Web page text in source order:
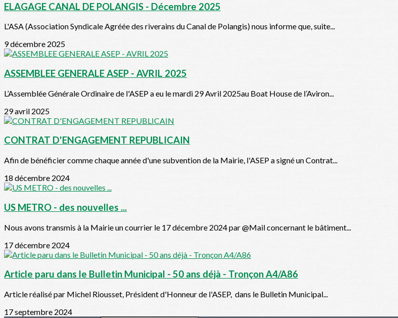
ELAGAGE CANAL DE POLANGIS - Décembre 2025
L'ASA (Association Syndicale Agréée des riverains du Canal de Polangis) nous informe que, suite...
9 décembre 2025
ASSEMBLEE GENERALE ASEP - AVRIL 2025
L’Assemblée Générale Ordinaire de l'ASEP a eu le mardi 29 Avril 2025au Boat House de l’Aviron...
29 avril 2025
CONTRAT D'ENGAGEMENT REPUBLICAIN
Afin de bénéficier comme chaque année d'une subvention de la Mairie, l'ASEP a signé un Contrat...
18 décembre 2024
US METRO - des nouvelles ...
Nous avons transmis à la Mairie un courrier le 17 décembre 2024 par @Mail concernant le bâtiment...
17 décembre 2024
Article paru dans le Bulletin Municipal - 50 ans déjà - Tronçon A4/A86
Article réalisé par Michel Riousset, Président d'Honneur de l'ASEP, dans le Bulletin Municipal...
17 septembre 2024